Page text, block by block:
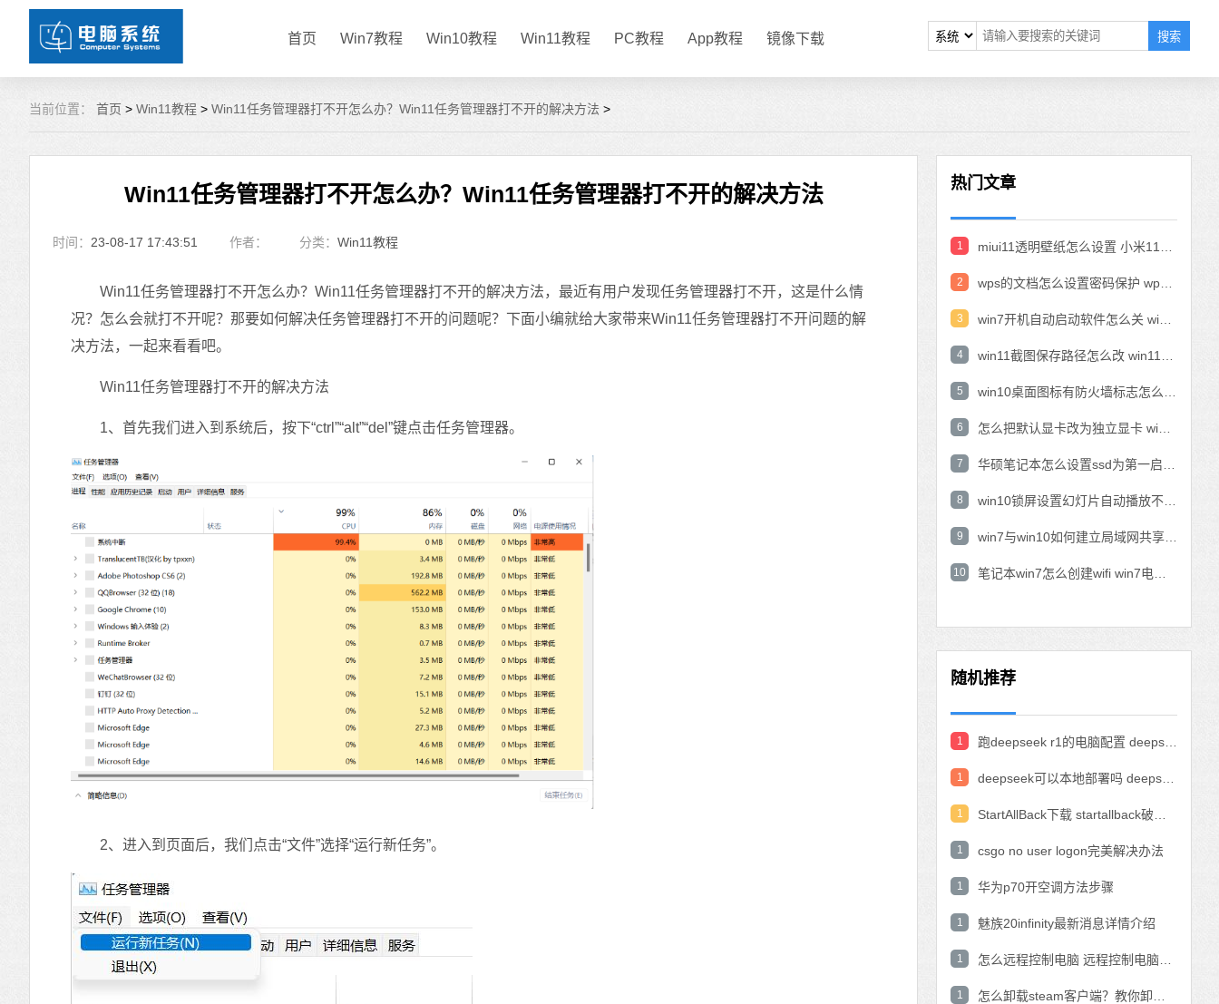
首页 Win7教程 Win10教程 Win11教程 PC教程 App教程 镜像下载 搜索
当前位置： 首页 > Win11教程 > Win11任务管理器打不开怎么办？Win11任务管理器打不开的解决方法 >
Win11任务管理器打不开怎么办？Win11任务管理器打不开的解决方法
时间： 23-08-17 17:43:51 作者： 分类： Win11教程
Win11任务管理器打不开怎么办？Win11任务管理器打不开的解决方法，最近有用户发现任务管理器打不开，这是什么情
况？怎么会就打不开呢？那要如何解决任务管理器打不开的问题呢？下面小编就给大家带来Win11任务管理器打不开问题的解
决方法，一起来看看吧。
Win11任务管理器打不开的解决方法
1、首先我们进入到系统后，按下“ctrl”“alt”“del”键点击任务管理器。
2、进入到页面后，我们点击“文件”选择“运行新任务”。
热门文章
1
2
3
4
5
6
7
8
9
10
随机推荐
1
1
1
1 csgo no user logon完美解决办法
1 华为p70开空调方法步骤
1 魅族20infinity最新消息详情介绍
1
1